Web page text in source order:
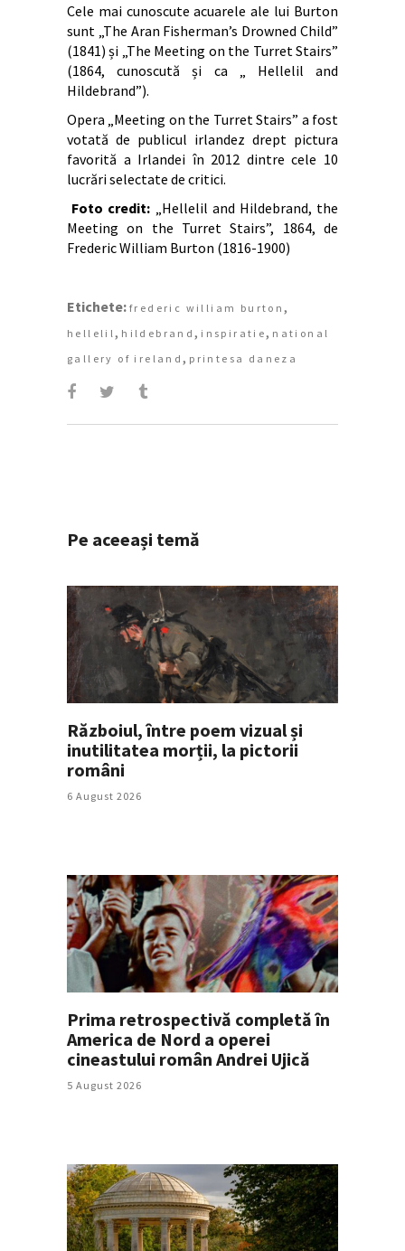
Cele mai cunoscute acuarele ale lui Burton
sunt „The Aran Fisherman’s Drowned Child”
(1841) și „The Meeting on the Turret Stairs”
(1864, cunoscută și ca „ Hellelil and
Hildebrand”).
Opera „Meeting on the Turret Stairs” a fost
votată de publicul irlandez drept pictura
favorită a Irlandei în 2012 dintre cele 10
lucrări selectate de critici.
Foto credit:
„Hellelil and Hildebrand, the
Meeting on the Turret Stairs”, 1864, de
Frederic William Burton (1816-1900)
Etichete: frederic william burton ,
hellelil , hildebrand , inspiratie , national
gallery of ireland , printesa daneza
Pe aceeași temă
Războiul, între poem vizual și
inutilitatea morții, la pictorii
români
6 August 2026
Prima retrospectivă completă în
America de Nord a operei
cineastului român Andrei Ujică
5 August 2026